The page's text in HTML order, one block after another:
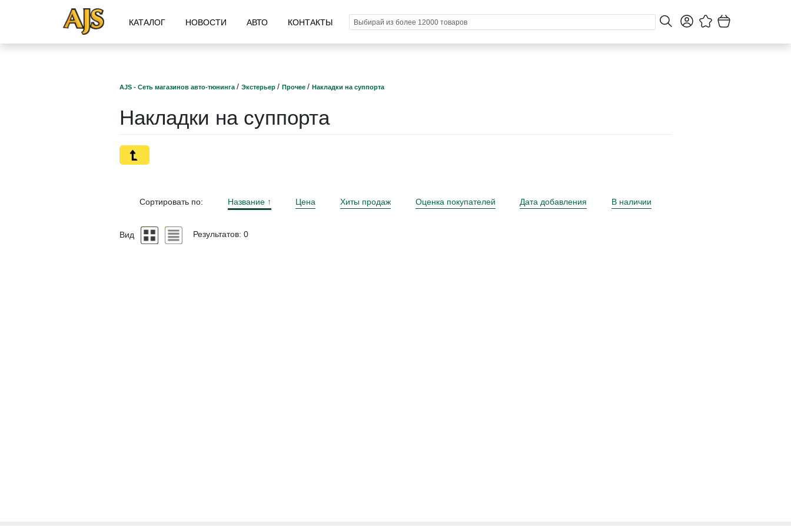
КАТАЛОГ НОВОСТИ АВТО КОНТАКТЫ
AJS - Сеть магазинов авто-тюнинга / Экстерьер / Прочее / Накладки на суппорта
Накладки на суппорта
Сортировать по: Название Цена Хиты продаж Оценка покупателей Дата добавления В наличии
Вид Результатов: 0